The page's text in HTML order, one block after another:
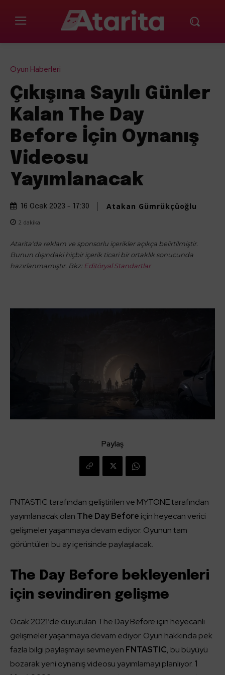
Oyun Haberleri
Çıkışına Sayılı Günler
Kalan The Day
Before İçin Oynanış
Videosu
Yayımlanacak
16 Ocak 2023 - 17:30 Atakan Gümrükçüoğlu
2 dakika
Atarita'da reklam ve sponsorlu içerikler açıkça belirtilmiştir.
Bunun dışındaki hiçbir içerik ticari bir ortaklık sonucunda
hazırlanmamıştır. Bkz: Editöryal Standartlar
Paylaş
FNTASTIC tarafından geliştirilen ve MYTONE tarafından
yayımlanacak olan The Day Before için heyecan verici
gelişmeler yaşanmaya devam ediyor. Oyunun tam
görüntüleri bu ay içerisinde paylaşılacak.
The Day Before bekleyenleri
için sevindiren gelişme
Ocak 2021’de duyurulan The Day Before için heyecanlı
gelişmeler yaşanmaya devam ediyor. Oyun hakkında pek
fazla bilgi paylaşmayı sevmeyen FNTASTIC, bu büyüyü
bozarak yeni oynanış videosu yayımlamayı planlıyor. 1